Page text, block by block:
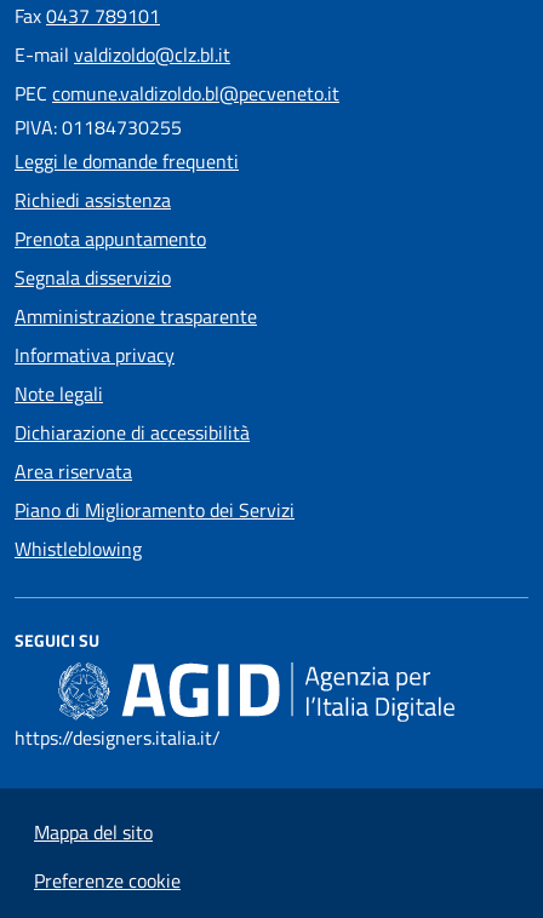
Fax0437 789101
E-mail valdizoldo@clz.bl.it
PEC comune.valdizoldo.bl@pecveneto.it
PIVA: 01184730255
Leggi le domande frequenti
Richiedi assistenza
Prenota appuntamento
Segnala disservizio
Amministrazione trasparente
Informativa privacy
Note legali
Dichiarazione di accessibilità
Area riservata
Piano di Miglioramento dei Servizi
Whistleblowing
SEGUICI SU
https://designers.italia.it/
Mappa del sito
Preferenze cookie